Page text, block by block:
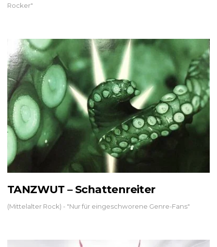
Rocker"
TANZWUT – Schattenreiter
(Mittelalter Rock) - "Nur für eingeschworene Genre-Fans"